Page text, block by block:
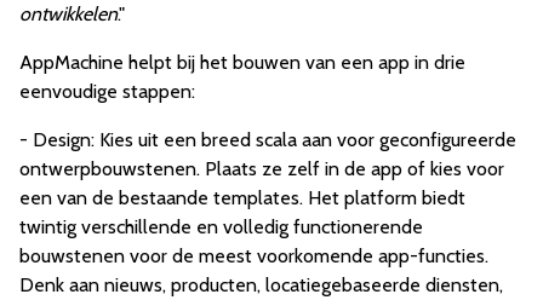
ontwikkelen."
AppMachine helpt bij het bouwen van een app in drie
eenvoudige stappen:
- Design: Kies uit een breed scala aan voor geconfigureerde
ontwerpbouwstenen. Plaats ze zelf in de app of kies voor
een van de bestaande templates. Het platform biedt
twintig verschillende en volledig functionerende
bouwstenen voor de meest voorkomende app-functies.
Denk aan nieuws, producten, locatiegebaseerde diensten,